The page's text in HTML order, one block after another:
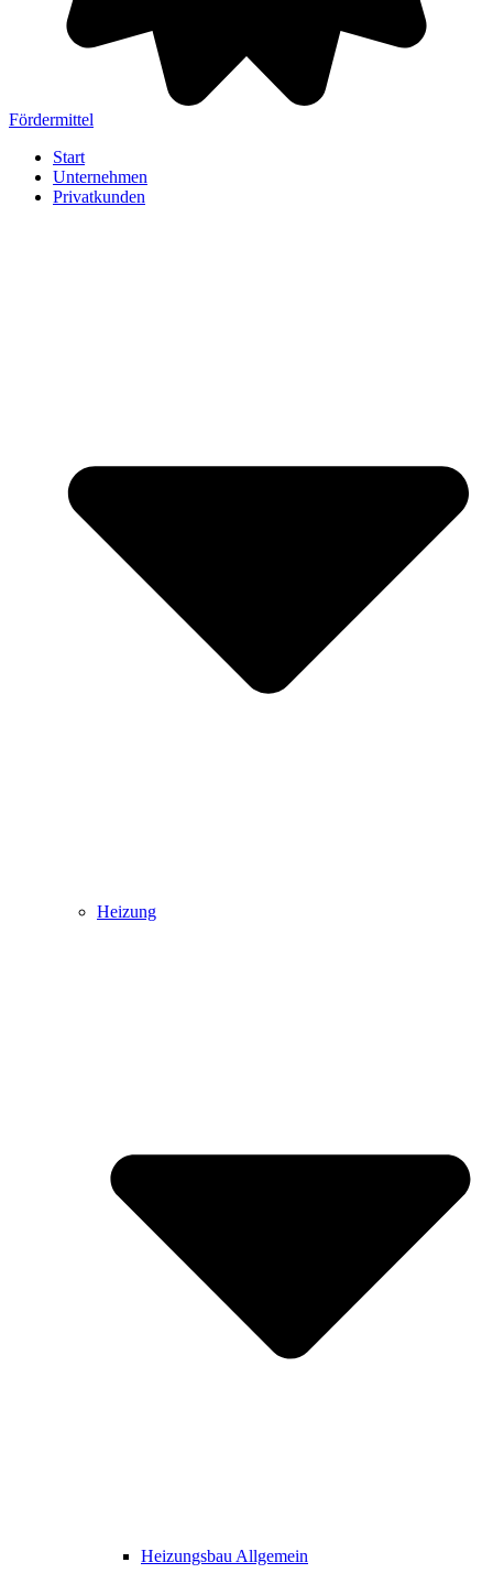
Fördermittel
Start
Unternehmen
Privatkunden
Heizung
Heizungsbau Allgemein